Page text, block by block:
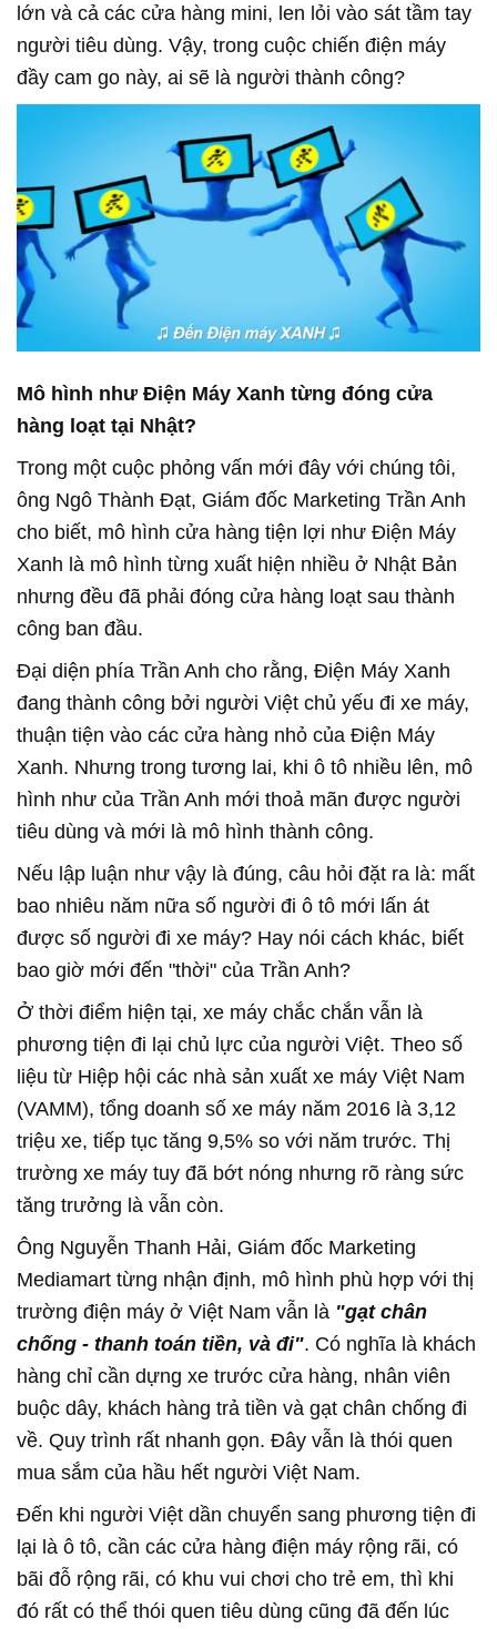
lớn và cả các cửa hàng mini, len lỏi vào sát tầm tay
người tiêu dùng. Vậy, trong cuộc chiến điện máy
đầy cam go này, ai sẽ là người thành công?
Mô hình như Điện Máy Xanh từng đóng cửa
hàng loạt tại Nhật?
Trong một cuộc phỏng vấn mới đây với chúng tôi,
ông Ngô Thành Đạt, Giám đốc Marketing Trần Anh
cho biết, mô hình cửa hàng tiện lợi như Điện Máy
Xanh là mô hình từng xuất hiện nhiều ở Nhật Bản
nhưng đều đã phải đóng cửa hàng loạt sau thành
công ban đầu.
Đại diện phía Trần Anh cho rằng, Điện Máy Xanh
đang thành công bởi người Việt chủ yếu đi xe máy,
thuận tiện vào các cửa hàng nhỏ của Điện Máy
Xanh. Nhưng trong tương lai, khi ô tô nhiều lên, mô
hình như của Trần Anh mới thoả mãn được người
tiêu dùng và mới là mô hình thành công.
Nếu lập luận như vậy là đúng, câu hỏi đặt ra là: mất
bao nhiêu năm nữa số người đi ô tô mới lấn át
được số người đi xe máy? Hay nói cách khác, biết
bao giờ mới đến "thời" của Trần Anh?
Ở thời điểm hiện tại, xe máy chắc chắn vẫn là
phương tiện đi lại chủ lực của người Việt. Theo số
liệu từ Hiệp hội các nhà sản xuất xe máy Việt Nam
(VAMM), tổng doanh số xe máy năm 2016 là 3,12
triệu xe, tiếp tục tăng 9,5% so với năm trước. Thị
trường xe máy tuy đã bớt nóng nhưng rõ ràng sức
tăng trưởng là vẫn còn.
Ông Nguyễn Thanh Hải, Giám đốc Marketing
Mediamart từng nhận định, mô hình phù hợp với thị
trường điện máy ở Việt Nam vẫn là "gạt chân
chống - thanh toán tiền, và đi". Có nghĩa là khách
hàng chỉ cần dựng xe trước cửa hàng, nhân viên
buộc dây, khách hàng trả tiền và gạt chân chống đi
về. Quy trình rất nhanh gọn. Đây vẫn là thói quen
mua sắm của hầu hết người Việt Nam.
Đến khi người Việt dần chuyển sang phương tiện đi
lại là ô tô, cần các cửa hàng điện máy rộng rãi, có
bãi đỗ rộng rãi, có khu vui chơi cho trẻ em, thì khi
đó rất có thể thói quen tiêu dùng cũng đã đến lúc